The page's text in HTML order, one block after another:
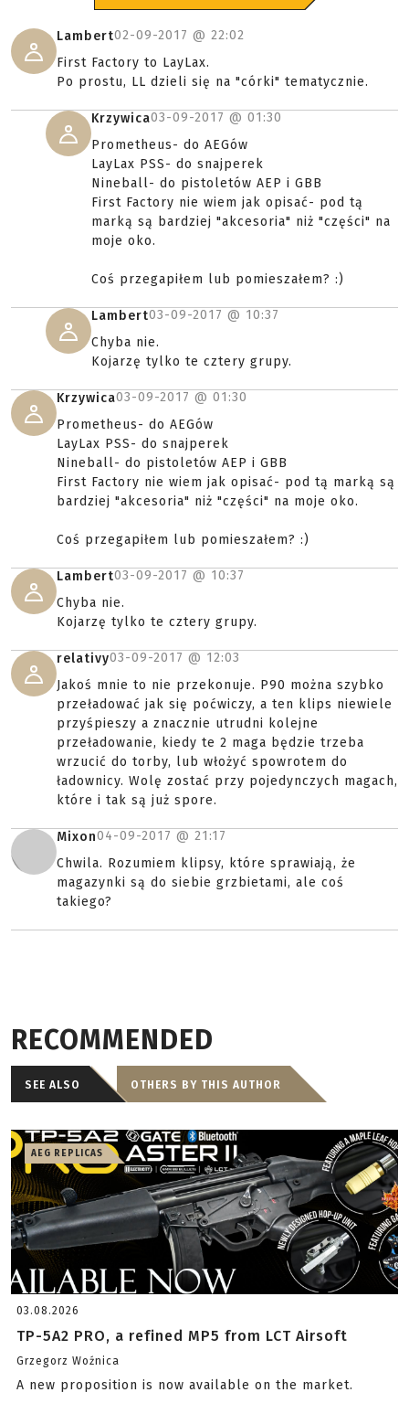
Lambert02-09-2017 @ 22:02
First Factory to LayLax.
Po prostu, LL dzieli się na "córki" tematycznie.
Krzywica03-09-2017 @ 01:30
Prometheus- do AEGów
LayLax PSS- do snajperek
Nineball- do pistoletów AEP i GBB
First Factory nie wiem jak opisać- pod tą
marką są bardziej "akcesoria" niż "części" na
moje oko.
Coś przegapiłem lub pomieszałem? :)
Lambert03-09-2017 @ 10:37
Chyba nie.
Kojarzę tylko te cztery grupy.
Krzywica03-09-2017 @ 01:30
Prometheus- do AEGów
LayLax PSS- do snajperek
Nineball- do pistoletów AEP i GBB
First Factory nie wiem jak opisać- pod tą marką są
bardziej "akcesoria" niż "części" na moje oko.
Coś przegapiłem lub pomieszałem? :)
Lambert03-09-2017 @ 10:37
Chyba nie.
Kojarzę tylko te cztery grupy.
relativy03-09-2017 @ 12:03
Jakoś mnie to nie przekonuje. P90 można szybko
przeładować jak się poćwiczy, a ten klips niewiele
przyśpieszy a znacznie utrudni kolejne
przeładowanie, kiedy te 2 maga będzie trzeba
wrzucić do torby, lub włożyć spowrotem do
ładownicy. Wolę zostać przy pojedynczych magach,
które i tak są już spore.
Mixon04-09-2017 @ 21:17
Chwila. Rozumiem klipsy, które sprawiają, że
magazynki są do siebie grzbietami, ale coś
takiego?
RECOMMENDED
SEE ALSO OTHERS BY THIS AUTHOR
AEG REPLICAS
03.08.2026
TP-5A2 PRO, a refined MP5 from LCT Airsoft
Grzegorz Woźnica
A new proposition is now available on the market.